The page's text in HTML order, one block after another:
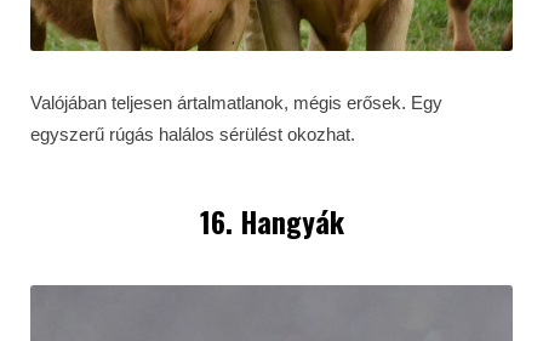
Valójában teljesen ártalmatlanok, mégis erősek. Egy
egyszerű rúgás halálos sérülést okozhat.
16. Hangyák